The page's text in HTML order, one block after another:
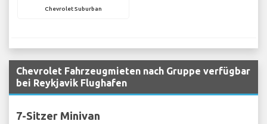
Chevrolet Suburban
Chevrolet Fahrzeugmieten nach Gruppe verfügbar
bei Reykjavik Flughafen
7-Sitzer Minivan